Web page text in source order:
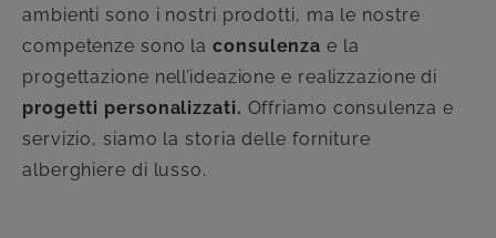
ambienti sono i nostri prodotti, ma le nostre
competenze sono laconsulenza e la
progettazione nell’ideazione e realizzazione di
progetti personalizzati. Offriamo consulenza e
servizio, siamo la storia delle forniture
alberghiere di lusso.